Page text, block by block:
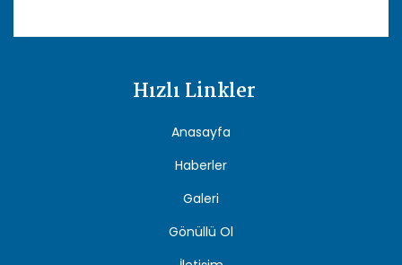
Hızlı Linkler
Anasayfa
Haberler
Galeri
Gönüllü Ol